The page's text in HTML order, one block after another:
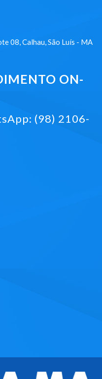
08, Calhau, São Luís - MA
ON-
(98) 2106-